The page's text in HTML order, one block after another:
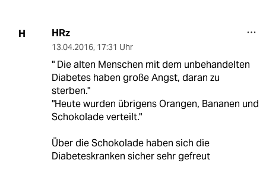
H HRz
13.04.2016, 17:31 Uhr
" Die alten Menschen mit dem unbehandelten
Diabetes haben große Angst, daran zu
sterben."
"Heute wurden übrigens Orangen, Bananen und
Schokolade verteilt."
Über die Schokolade haben sich die
Diabeteskranken sicher sehr gefreut